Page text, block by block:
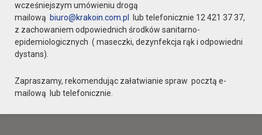
wcześniejszym umówieniu drogą
mailową biuro@krakoin.com.pl
lub telefonicznie 12 421 37 37,
z zachowaniem odpowiednich środków sanitarno-
epidemiologicznych ( maseczki, dezynfekcja rąk i odpowiedni
dystans).
Zapraszamy, rekomendując załatwianie spraw pocztą e-
mailową lub telefonicznie.